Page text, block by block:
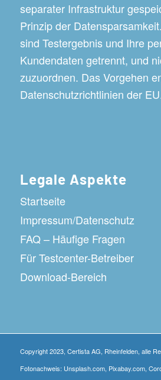
separater Infrastruktur
Prinzip der
sind Testergebnis und Ihre
Kundendaten getrennt, und
zuzuordnen. Das Vorgehen
Datenschutzrichtlinien der
Legale Aspekte
Startseite
Impressum/Datenschutz
FAQ – Häufige Fragen
Für Testcenter-Betreiber
Download-Bereich
Copyright 2023, Certista AG, Rheinfelden, alle
Fotonachweis: Unsplash.com, Pixabay.com,